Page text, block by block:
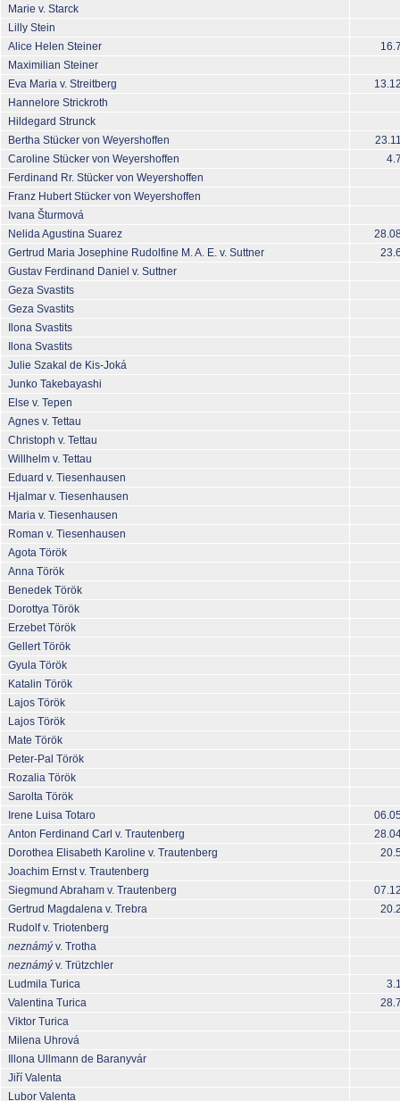
Marie v. Starck
Lilly Stein
Alice Helen Steiner
Maximilian Steiner
Eva Maria v. Streitberg
Hannelore Strickroth
Hildegard Strunck
Bertha Stücker von Weyershoffen
Caroline Stücker von Weyershoffen
Ferdinand Rr. Stücker von Weyershoffen
Franz Hubert Stücker von Weyershoffen
Ivana Šturmová
Nelida Agustina Suarez
Gertrud Maria Josephine Rudolfine M. A. E. v. Suttner
Gustav Ferdinand Daniel v. Suttner
Geza Svastits
Geza Svastits
Ilona Svastits
Ilona Svastits
Julie Szakal de Kis-Joká
Junko Takebayashi
Else v. Tepen
Agnes v. Tettau
Christoph v. Tettau
Willhelm v. Tettau
Eduard v. Tiesenhausen
Hjalmar v. Tiesenhausen
Maria v. Tiesenhausen
Roman v. Tiesenhausen
Agota Török
Anna Török
Benedek Török
Dorottya Török
Erzebet Török
Gellert Török
Gyula Török
Katalin Török
Lajos Török
Lajos Török
Mate Török
Peter-Pal Török
Rozalia Török
Sarolta Török
Irene Luisa Totaro
Anton Ferdinand Carl v. Trautenberg
Dorothea Elisabeth Karoline v. Trautenberg
Joachim Ernst v. Trautenberg
Siegmund Abraham v. Trautenberg
Gertrud Magdalena v. Trebra
Rudolf v. Triotenberg
neznámýv. Trotha
neznámýv. Trützchler
Ludmila Turica
Valentina Turica
Viktor Turica
Milena Uhrová
Illona Ullmann de Baranyvár
Jiří Valenta
Lubor Valenta